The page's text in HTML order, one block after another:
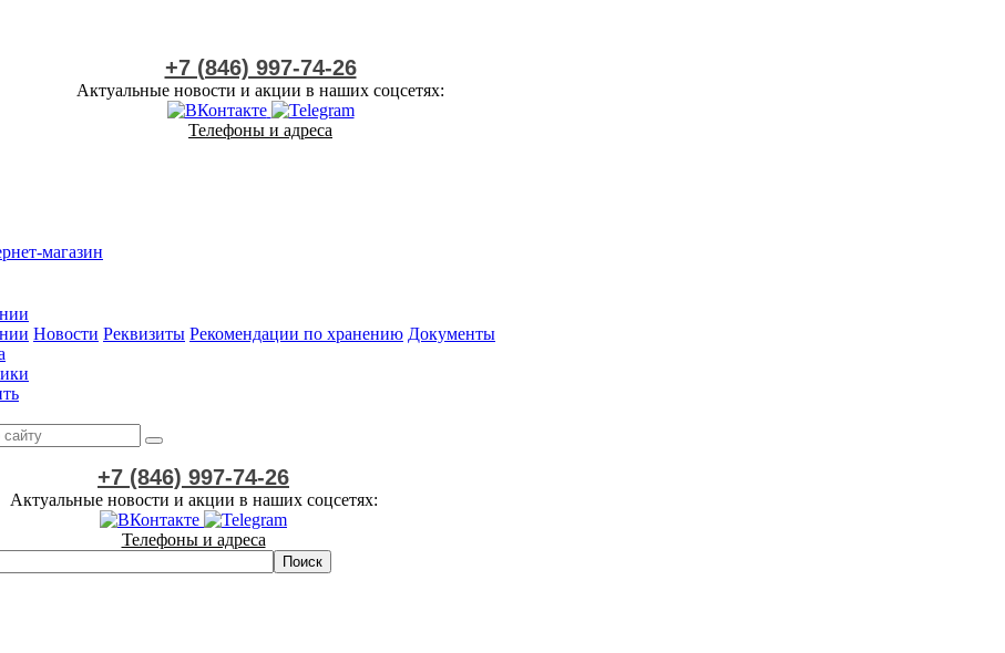
+7 (846) 997-74-26
Актуальные новости и акции в наших соцсетях:
Телефоны и адреса
магазин
Новости Реквизиты Рекомендации по хранению Документы
+7 (846) 997-74-26
Актуальные новости и акции в наших соцсетях:
Телефоны и адреса